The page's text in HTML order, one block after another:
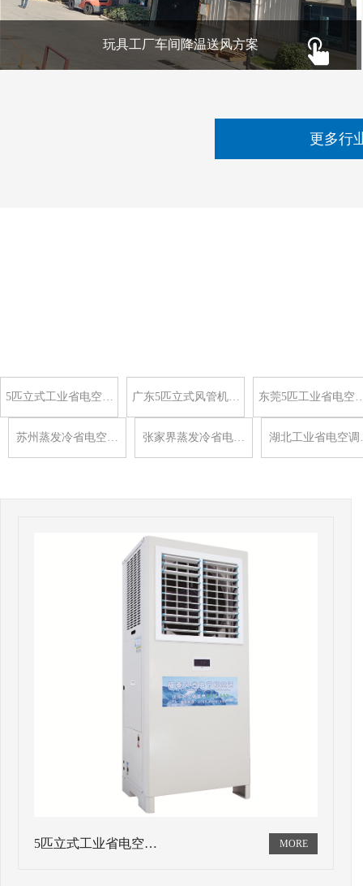
玩具工厂车间降温送风方案
更多行
5匹立式工业省电空… 广东5匹立式风管机… 东莞5匹工业省电空
苏州蒸发冷省电空… 张家界蒸发冷省电… 湖北工业省电空
5匹立式工业省电空…